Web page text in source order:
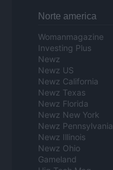
Norte america
Womanmagazine
Investing Plus
Newz
Newz US
Newz California
Newz Texas
Newz Florida
Newz New York
Newz Pennsylvania
Newz Illinois
Newz Ohio
Gameland